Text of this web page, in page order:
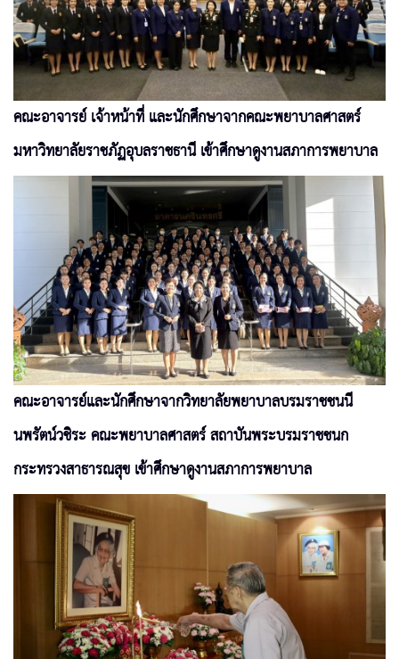
คณะอาจารย์ เจ้าหน้าที่ และนักศึกษาจากคณะพยาบาลศาสตร์
มหาวิทยาลัยราชภัฏอุบลราชธานี เข้าศึกษาดูงานสภาการพยาบาล
คณะอาจารย์และนักศึกษาจากวิทยาลัยพยาบาลบรมราชชนนี
นพรัตน์วชิระ คณะพยาบาลศาสตร์ สถาบันพระบรมราชชนก
กระทรวงสาธารณสุข เข้าศึกษาดูงานสภาการพยาบาล